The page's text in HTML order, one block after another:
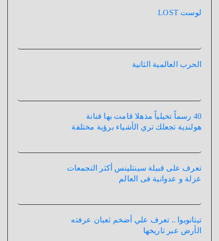
لوست LOST
الحرب العالمية الثانية
40 رسماً تخيلياً مذهلا قامت بها فنانة
هولندية تجعلك تري الأشياء برؤية مختلفة
تعرف على قبيلة سينتلينس أكثر التجمعات
عزلة و عدوانية فى العالم
تيتانوبوا .. تعرف علي أضخم ثعبان عرفته
الأرض عبر تاريخها